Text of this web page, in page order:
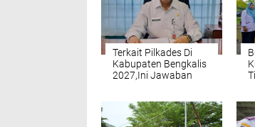
Terkait Pilkades Di
Kabupaten Bengkalis
2027,Ini Jawaban